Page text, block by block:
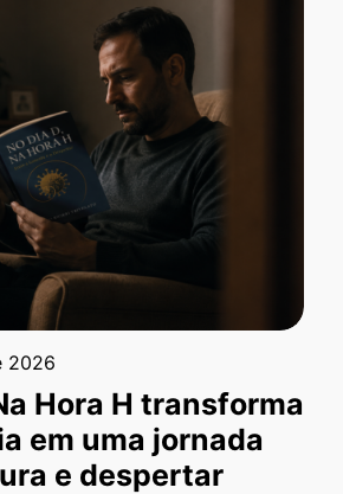
2026
Hora H transforma
em uma jornada
e despertar